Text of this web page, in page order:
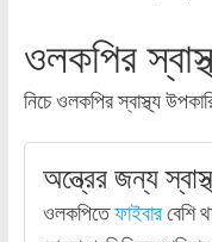
ওলকপির
নিচে ওলকপির স্বাস্থ্য
অন্ত্রের জন্য
ওলকপিতেফাইবারবেশি